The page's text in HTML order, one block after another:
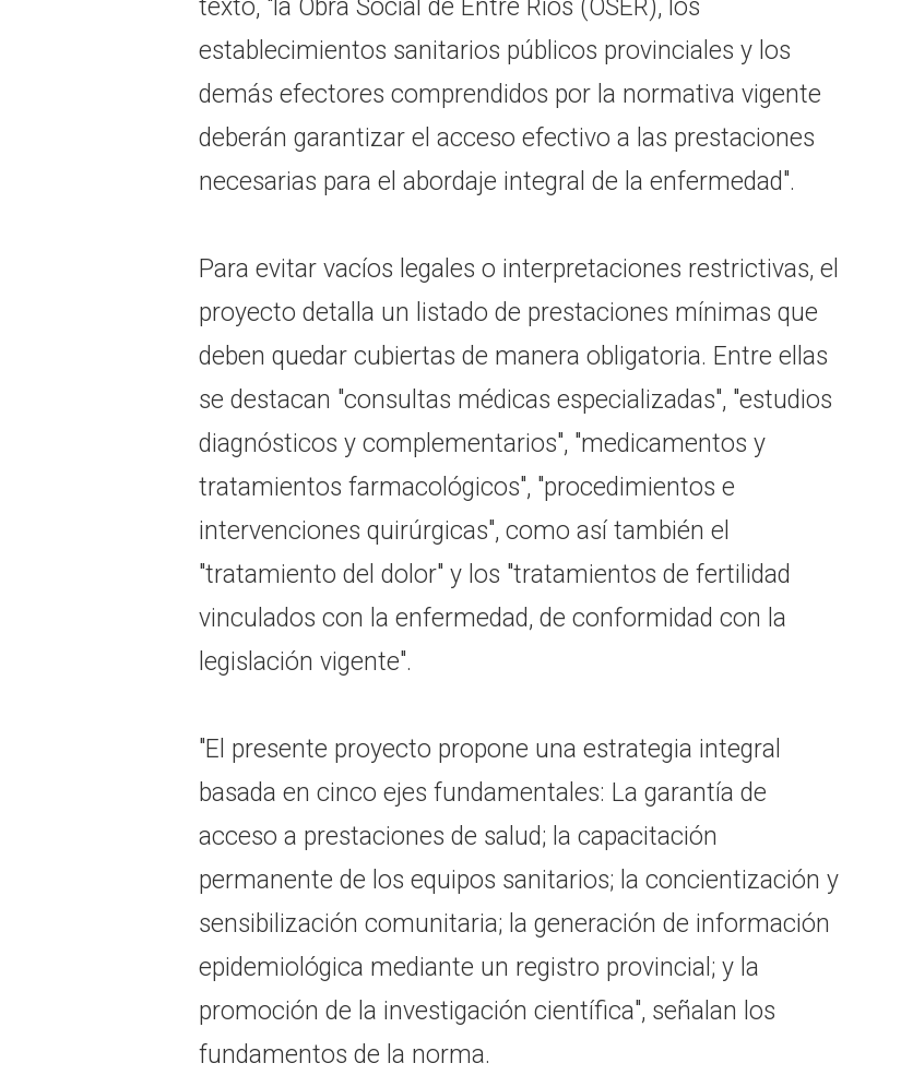
texto, "la Obra Social de Entre Ríos (OSER), los
establecimientos sanitarios públicos provinciales y los
demás efectores comprendidos por la normativa vigente
deberán garantizar el acceso efectivo a las prestaciones
necesarias para el abordaje integral de la enfermedad".
Para evitar vacíos legales o interpretaciones restrictivas, el
proyecto detalla un listado de prestaciones mínimas que
deben quedar cubiertas de manera obligatoria. Entre ellas
se destacan "consultas médicas especializadas", "estudios
diagnósticos y complementarios", "medicamentos y
tratamientos farmacológicos", "procedimientos e
intervenciones quirúrgicas", como así también el
"tratamiento del dolor" y los "tratamientos de fertilidad
vinculados con la enfermedad, de conformidad con la
legislación vigente".
"El presente proyecto propone una estrategia integral
basada en cinco ejes fundamentales: La garantía de
acceso a prestaciones de salud; la capacitación
permanente de los equipos sanitarios; la concientización y
sensibilización comunitaria; la generación de información
epidemiológica mediante un registro provincial; y la
promoción de la investigación científica", señalan los
fundamentos de la norma.